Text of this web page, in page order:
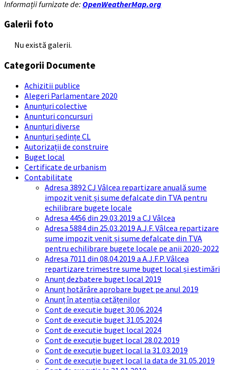
Informații furnizate de: OpenWeatherMap.org
Galerii foto
Nu există galerii.
Categorii Documente
Achizitii publice
Alegeri Parlamentare 2020
Anunțuri colective
Anunturi concursuri
Anunțuri diverse
Anunțuri ședințe CL
Autorizații de construire
Buget local
Certificate de urbanism
Contabilitate
Adresa 3892 CJ Vâlcea repartizare anuală sume
impozit venit și sume defalcate din TVA pentru
echilibrare bugete locale
Adresa 4456 din 29.03.2019 a CJ Vâlcea
Adresa 5884 din 25.03.2019 A.J.F. Vâlcea repartizare
sume impozit venit și sume defalcate din TVA
pentru echilibrare bugete locale pe anii 2020-2022
Adresa 7011 din 08.04.2019 a A.J.F.P. Vâlcea
repartizare trimestre sume buget local și estimări
Anunț dezbatere buget local 2019
Anunț hotărâre aprobare buget pe anul 2019
Anunț în atenția cetățenilor
Cont de executie buget 30.06.2024
Cont de executie buget 31.05.2024
Cont de executie buget local 2024
Cont de execuție buget local 28.02.2019
Cont de execuție buget local la 31.03.2019
Cont de execuție buget local la data de 31.05.2019